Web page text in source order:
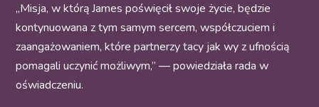
„Misja, w którą James poświęcił swoje życie, będzie
kontynuowana z tym samym sercem, współczuciem i
zaangażowaniem, które partnerzy tacy jak wy z ufnością
pomagali uczynić możliwym,” — powiedziała rada w
oświadczeniu.